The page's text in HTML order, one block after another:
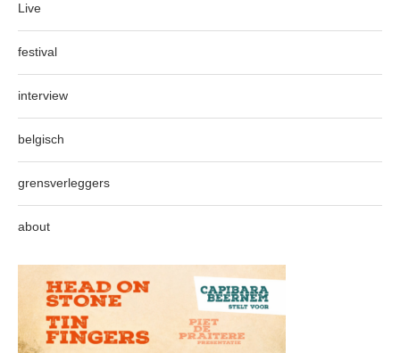
Live
festival
interview
belgisch
grensverleggers
about